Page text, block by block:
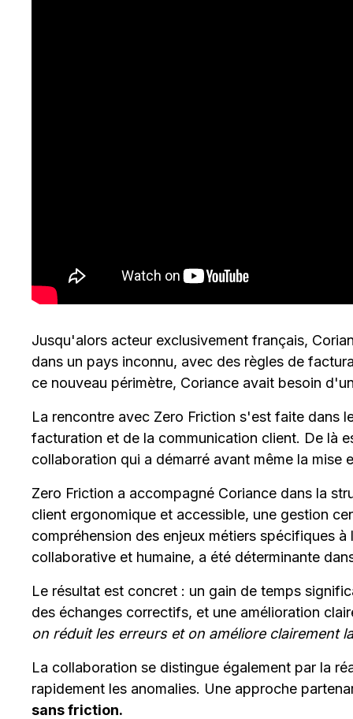
Jusqu'alors acteur exclusivement français,
dans un pays inconnu, avec des règles de
ce nouveau périmètre, Coriance avait besoin
La rencontre avec Zero Friction s'est faite dans
facturation et de la communication client. De là
collaboration qui a démarré avant même la mise
Zero Friction a accompagné Coriance dans la
client ergonomique et accessible, une gestion
compréhension des enjeux métiers spécifiques
collaborative et humaine, a été déterminante
Le résultat est concret : un gain de temps
des échanges correctifs, et une amélioration
on réduit les erreurs et on améliore clairement
La collaboration se distingue également par la
rapidement les anomalies. Une approche
sans friction.